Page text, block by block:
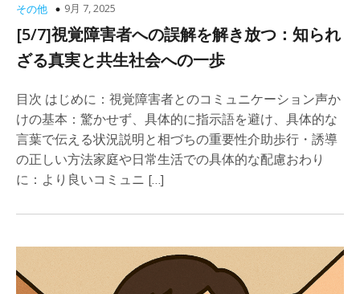
その他 9月 7, 2025
[5/7]視覚障害者への誤解を解き放つ：知られ
ざる真実と共生社会への一歩
目次 はじめに：視覚障害者とのコミュニケーション声か
けの基本：驚かせず、具体的に指示語を避け、具体的な
言葉で伝える状況説明と相づちの重要性介助歩行・誘導
の正しい方法家庭や日常生活での具体的な配慮おわり
に：より良いコミュニ […]